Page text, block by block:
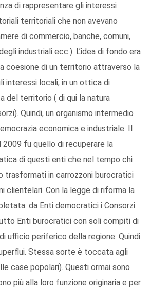
di rappresentare gli interessi
territoriali che non avevano
di commercio, banche, comuni,
industriali ecc.). L’idea di fondo era
coesione di un territorio attraverso la
interessi locali, in un ottica di
del territorio ( di qui la natura
Quindi, un organismo intermedio
economica e industriale. Il
fu quello di recuperare la
di questi enti che nel tempo chi
trasformati in carrozzoni burocratici
clientelari. Con la legge di riforma la
da Enti democratici i Consorzi
Enti burocratici con soli compiti di
ufficio periferico della regione. Quindi
Stessa sorte è toccata agli
case popolari). Questi ormai sono
più alla loro funzione originaria e per